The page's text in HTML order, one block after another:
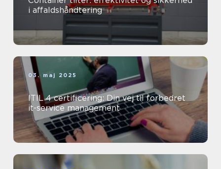
i affaldshåndtering
03. maj 2025
ITIL 4 certificering: Din vej til forbedret
it-service management